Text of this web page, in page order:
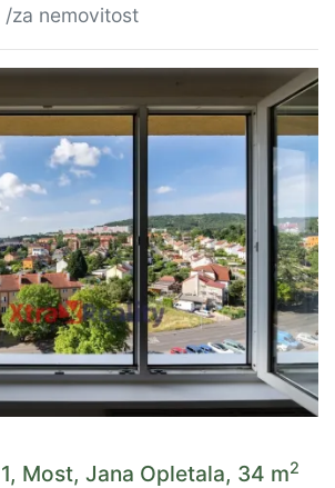
/za nemovitost
Most, Jana Opletala, 34 m2